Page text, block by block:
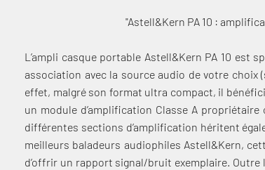
"Astell&Kern PA 10 :
L’ampli casque portable Astell&Kern PA 10 est
association avec la source audio de votre
effet, malgré son format ultra compact, il
un module d’amplification Classe A
différentes sections d’amplification héritent
meilleurs baladeurs audiophiles Astell&Kern,
d’offrir un rapport signal/bruit exemplaire.